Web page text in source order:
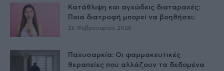
Κατάθλιψη και αγχώδεις διαταραχές:
Ποια διατροφή μπορεί να βοηθήσει;
26 Φεβρουαρίου 2026
Παχυσαρκία: Οι φαρμακευτικές
θεραπείες που αλλάζουν τα δεδομένα